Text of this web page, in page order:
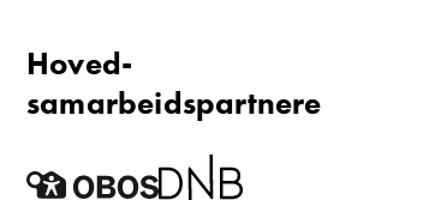
Hoved­
samarbeidspartnere